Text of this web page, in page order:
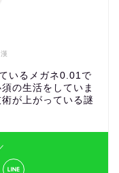
いるメガネ0.01で
の生活をしていま
が上がっている謎